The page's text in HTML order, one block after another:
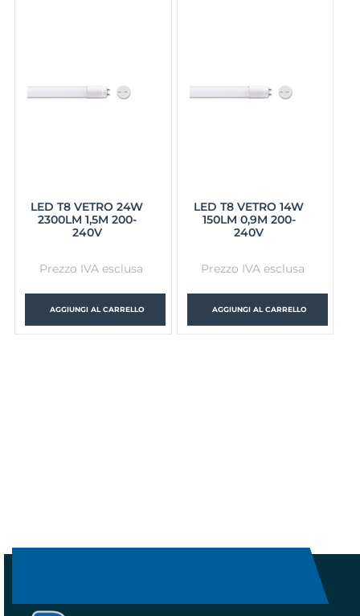
LED T8 VETRO 24W
2300LM 1,5M 200-
240V
Prezzo IVA esclusa
AGGIUNGI AL CARRELLO
LED T8 VETRO 14W
150LM 0,9M 200-
240V
Prezzo IVA esclusa
AGGIUNGI AL CARRELLO